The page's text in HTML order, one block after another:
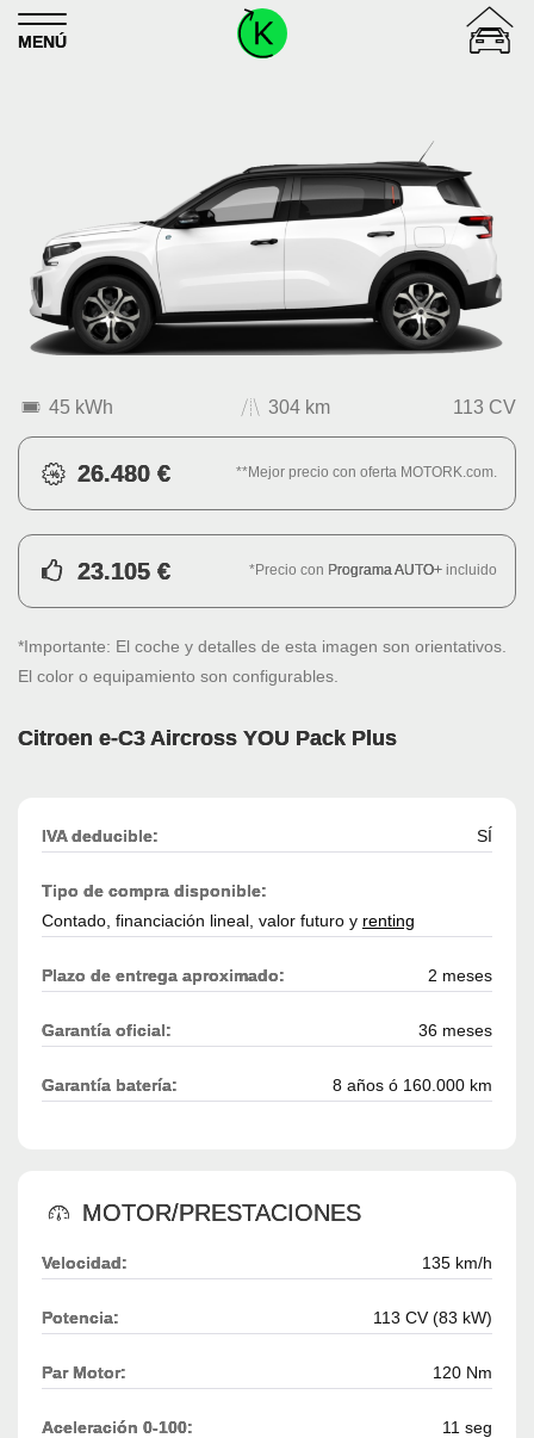
Skip to content
MENÚ
45 kWh 304 km 113 CV
26.480 € **Mejor precio con oferta MOTORK.com.
23.105 € *Precio con Programa AUTO+ incluido
*Importante: El coche y detalles de esta imagen son orientativos.
El color o equipamiento son configurables.
Citroen e-C3 Aircross YOU Pack Plus
IVA deducible: SÍ
Tipo de compra disponible:
Contado, financiación lineal, valor futuro y renting
Plazo de entrega aproximado: 2 meses
Garantía oficial: 36 meses
Garantía batería: 8 años ó 160.000 km
MOTOR/PRESTACIONES
Velocidad: 135 km/h
Potencia: 113 CV (83 kW)
Par Motor: 120 Nm
Aceleración 0-100: 11 seg